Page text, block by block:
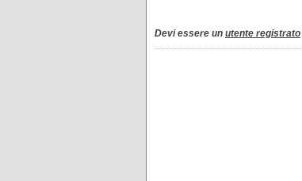
Devi essere un utente registrato